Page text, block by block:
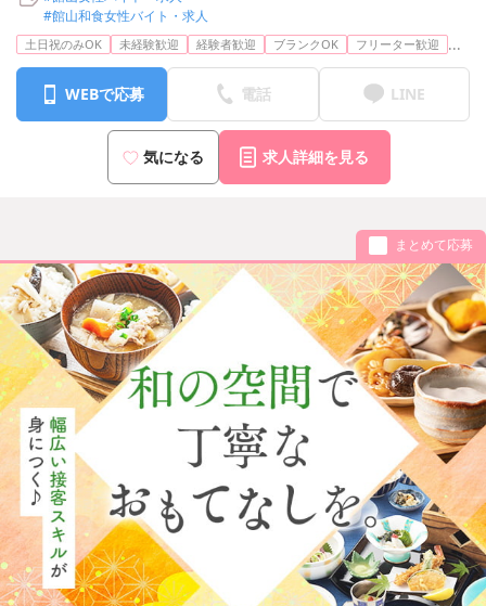
#館山和食女性バイト・求人
土日祝のみOK 未経験歓迎 経験者歓迎 ブランクOK フリーター歓迎 ...
WEBで応募 電話 LINE
気になる 求人詳細を見る
まとめて応募